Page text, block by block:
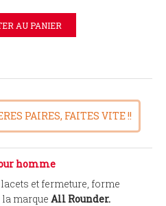
PAIRES, FAITES VITE !!
homme
lacets et fermeture, forme
la marque All Rounder.